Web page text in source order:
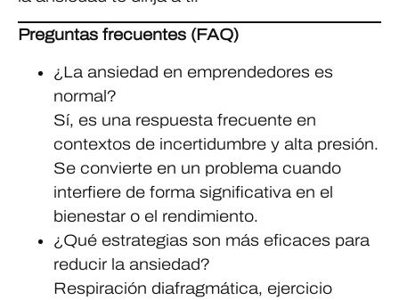
Preguntas frecuentes (FAQ)
¿La ansiedad en emprendedores es
normal?
Sí, es una respuesta frecuente en
contextos de incertidumbre y alta presión.
Se convierte en un problema cuando
interfiere de forma significativa en el
bienestar o el rendimiento.
¿Qué estrategias son más eficaces para
reducir la ansiedad?
Respiración diafragmática, ejercicio